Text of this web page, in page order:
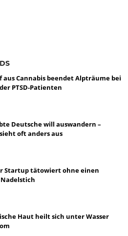
aus Cannabis beendet Alpträume bei
PTSD-Patienten
Deutsche will auswandern –
oft anders aus
Startup tätowiert ohne einen
Haut heilt sich unter Wasser